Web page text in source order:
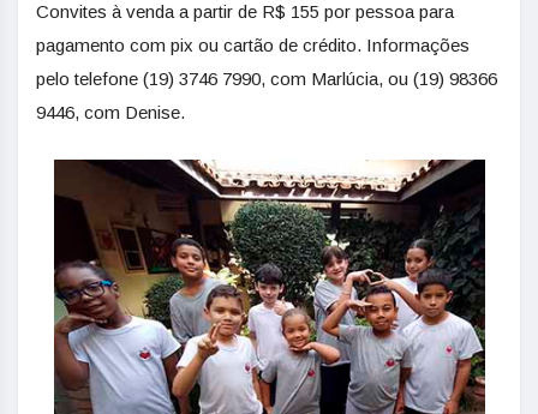
Convites à venda a partir de R$ 155 por pessoa para
pagamento com pix ou cartão de crédito. Informações
pelo telefone (19) 3746 7990, com Marlúcia, ou (19) 98366
9446, com Denise.